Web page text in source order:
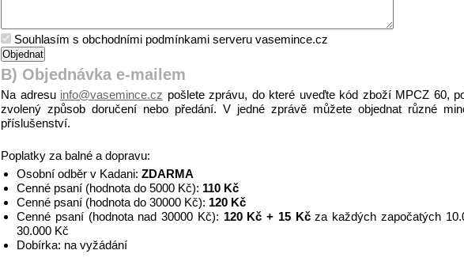
Souhlasím s obchodními podmínkami serveru vasemince.cz
B) Objednávka e-mailem
Na adresu info@vasemince.cz pošlete zprávu, do které uveďte kód zboží MPCZ 60,
zvolený způsob doručení nebo předání. V jedné zprávě můžete objednat různé
příslušenství.
Poplatky za balné a dopravu:
Osobní odběr v Kadani: ZDARMA
Cenné psaní (hodnota do 5000 Kč): 110 Kč
Cenné psaní (hodnota do 30000 Kč): 120 Kč
Cenné psaní (hodnota nad 30000 Kč): 120 Kč + 15 Kčza každých započatých
30.000 Kč
Dobírka: na vyžádání